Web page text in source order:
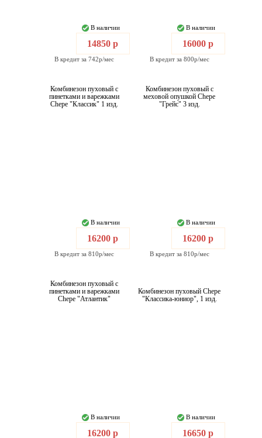
В наличии
14850 р
В кредит за 742р/мес
В наличии
16000 р
В кредит за 800р/мес
Комбинезон пуховый с
пинетками и варежками
Chepe "Классик" 1 изд.
В наличии
16200 р
В кредит за 810р/мес
Комбинезон пуховый с
меховой опушкой Chepe
"Грейс" 3 изд.
В наличии
16200 р
В кредит за 810р/мес
Комбинезон пуховый с
пинетками и варежками
Chepe "Атлантик"
В наличии
16200 р
Комбинезон пуховый Chepe
"Классика-юниор", 1 изд.
В наличии
16650 р